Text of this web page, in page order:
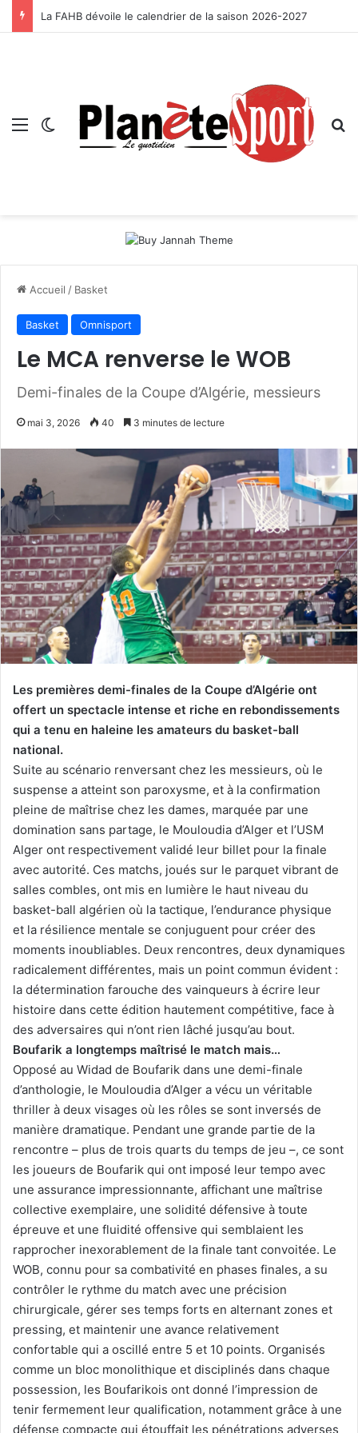
La FAHB dévoile le calendrier de la saison 2026-2027
Menu Switch skin
Accueil / Basket
Basket Omnisport
Le MCA renverse le WOB
Demi-finales de la Coupe d’Algérie, messieurs
mai 3, 2026 40 3 minutes de lecture
Les premières demi-finales de la Coupe d’Algérie ont
offert un spectacle intense et riche en rebondissements
qui a tenu en haleine les amateurs du basket-ball
national.
Suite au scénario renversant chez les messieurs, où le
suspense a atteint son paroxysme, et à la confirmation
pleine de maîtrise chez les dames, marquée par une
domination sans partage, le Mouloudia d’Alger et l’USM
Alger ont respectivement validé leur billet pour la finale
avec autorité. Ces matchs, joués sur le parquet vibrant de
salles combles, ont mis en lumière le haut niveau du
basket-ball algérien où la tactique, l’endurance physique
et la résilience mentale se conjuguent pour créer des
moments inoubliables. Deux rencontres, deux dynamiques
radicalement différentes, mais un point commun évident :
la détermination farouche des vainqueurs à écrire leur
histoire dans cette édition hautement compétitive, face à
des adversaires qui n’ont rien lâché jusqu’au bout.
Boufarik a longtemps maîtrisé le match mais…
Opposé au Widad de Boufarik dans une demi-finale
d’anthologie, le Mouloudia d’Alger a vécu un véritable
thriller à deux visages où les rôles se sont inversés de
manière dramatique. Pendant une grande partie de la
rencontre – plus de trois quarts du temps de jeu –, ce sont
les joueurs de Boufarik qui ont imposé leur tempo avec
une assurance impressionnante, affichant une maîtrise
collective exemplaire, une solidité défensive à toute
épreuve et une fluidité offensive qui semblaient les
rapprocher inexorablement de la finale tant convoitée. Le
WOB, connu pour sa combativité en phases finales, a su
contrôler le rythme du match avec une précision
chirurgicale, gérer ses temps forts en alternant zones et
pressing, et maintenir une avance relativement
confortable qui a oscillé entre 5 et 10 points. Organisés
comme un bloc monolithique et disciplinés dans chaque
possession, les Boufarikois ont donné l’impression de
tenir fermement leur qualification, notamment grâce à une
défense compacte qui étouffait les pénétrations adverses